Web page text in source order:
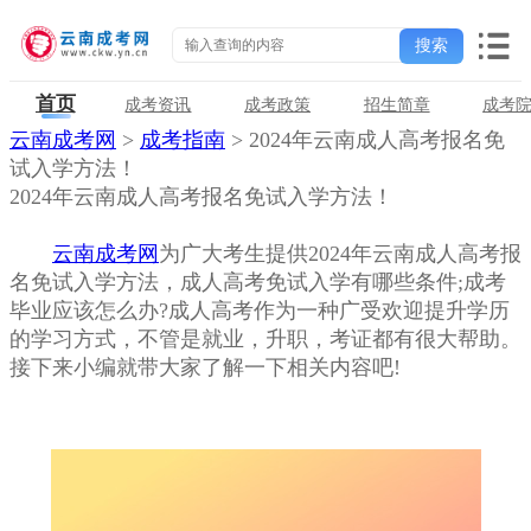
首页 成考资讯 成考政策 招生简章 成考
云南成考网 > 成考指南 > 2024年云南成人高考报名免
试入学方法！
2024年云南成人高考报名免试入学方法！
云南成考网 为广大考生提供2024年云南成人高考报
名免试入学方法，成人高考免试入学有哪些条件;成考
毕业应该怎么办?成人高考作为一种广受欢迎提升学历
的学习方式，不管是就业，升职，考证都有很大帮助。
接下来小编就带大家了解一下相关内容吧!